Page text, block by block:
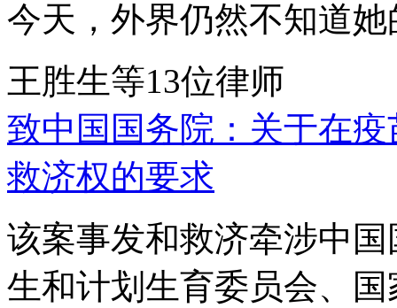
今天，外界仍然不知道
王胜生等13位律师
致中国国务院：关于在
救济权的要求
该案事发和救济牵涉中
生和计划生育委员会、